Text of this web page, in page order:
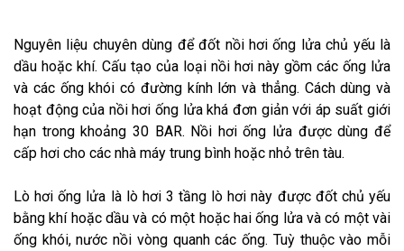
Nguyên liệu chuyên dùng để đốt nồi hơi ống lửa chủ yếu là
dầu hoặc khí. Cấu tạo của loại nồi hơi này gồm các ống lửa
và các ống khói có đường kính lớn và thẳng. Cách dùng và
hoạt động của nồi hơi ống lửa khá đơn giản với áp suất giới
hạn trong khoảng 30 BAR. Nồi hơi ống lửa được dùng để
cấp hơi cho các nhà máy trung bình hoặc nhỏ trên tàu.
Lò hơi ống lửa là lò hơi 3 tầng lò hơi này được đốt chủ yếu
bằng khí hoặc dầu và có một hoặc hai ống lửa và có một vài
ống khói, nước nồi vòng quanh các ống. Tuỳ thuộc vào mỗi